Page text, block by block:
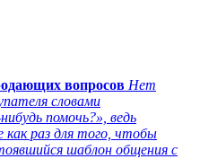
вопросов Нет
словами
помочь?», ведь
как раз для того, чтобы
шаблон общения с